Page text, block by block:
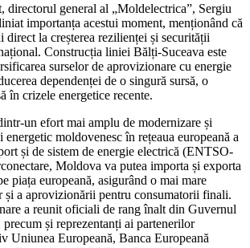
directorul general al „Moldelectrica”, Sergiu
importanța acestui moment, menționând că
la creșterea rezilienței și securității
Construcția liniei Bălți-Suceava este
surselor de aprovizionare cu energie
dependenței de o singură sursă, o
în crizele energetice recente.
un efort mai amplu de modernizare și
energetic moldovenesc în rețeaua europeană a
și de sistem de energie electrică (ENTSO-
Moldova va putea importa și exporta
piața europeană, asigurând o mai mare
și a aprovizionării pentru consumatorii finali.
a reunit oficiali de rang înalt din Guvernul
și reprezentanți ai partenerilor
Uniunea Europeană, Banca Europeană